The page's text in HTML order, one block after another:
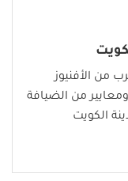
من الأفنيوز
من الضيافة
الكويت